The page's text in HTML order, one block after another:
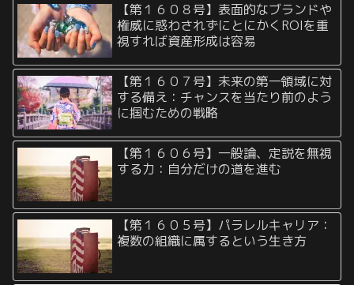
【第１６０８号】表面的なブランドや
権威に惑わされずにとにかくROIを重
視すれば資産形成は容易
【第１６０７号】未来の第一領域に対
する備え：チャンスを当たり前のよう
に掴むための戦略
【第１６０６号】一般論、定説を無視
する力：自分だけの道を進む
【第１６０５号】パラレルキャリア：
複数の組織に属するという生き方